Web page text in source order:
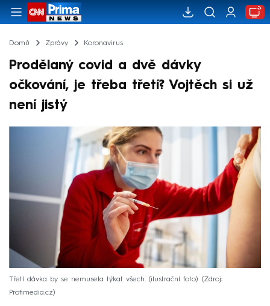
Domů Zprávy Koronavirus
Prodělaný covid a dvě dávky
očkování, je třeba třetí? Vojtěch si už
není jistý
Třetí dávka by se nemusela týkat všech. (ilustrační foto)
Zdroj:
Profimedia.cz